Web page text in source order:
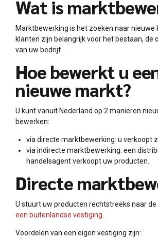
Wat is
Marktbewerking is het zoeken naar nieuwe
klanten zijn belangrijk voor het bestaan, de
van uw bedrijf.
Hoe bewerkt u
nieuwe markt?
U kunt vanuit Nederland op 2 manieren
bewerken:
via directe marktbewerking: u verkoopt
via indirecte marktbewerking: een
handelsagent verkoopt uw producten.
Directe
U stuurt uw producten rechtstreeks naar de
een buitenlandse vestiging.
Voordelen van een eigen vestiging zijn: